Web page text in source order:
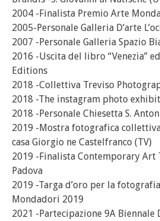
2004 -Finalista Premio Arte
2005-Personale Galleria D’arte
2007 -Personale Galleria Spazio
2016 -Uscita del libro “Venezia”
Editions
2018 -Collettiva Treviso
2018 -The instagram photo
2018 -Personale Chiesetta S.
2019 -Mostra fotografica
casa Giorgio ne Castelfranco (TV)
2019 -Finalista Contemporary Art
Padova
2019 -Targa d’oro per la
Mondadori 2019
2021 -Partecipazione 9A Biennale